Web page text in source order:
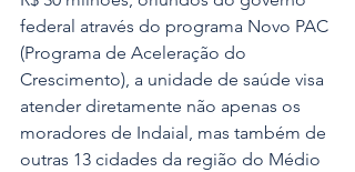
federal através do programa Novo PAC
(Programa de Aceleração do
Crescimento), a unidade de saúde visa
atender diretamente não apenas os
moradores de Indaial, mas também de
outras 13 cidades da região do Médio